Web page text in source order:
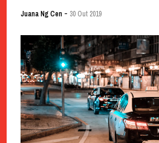
Juana Ng Cen - 30 Out 2019